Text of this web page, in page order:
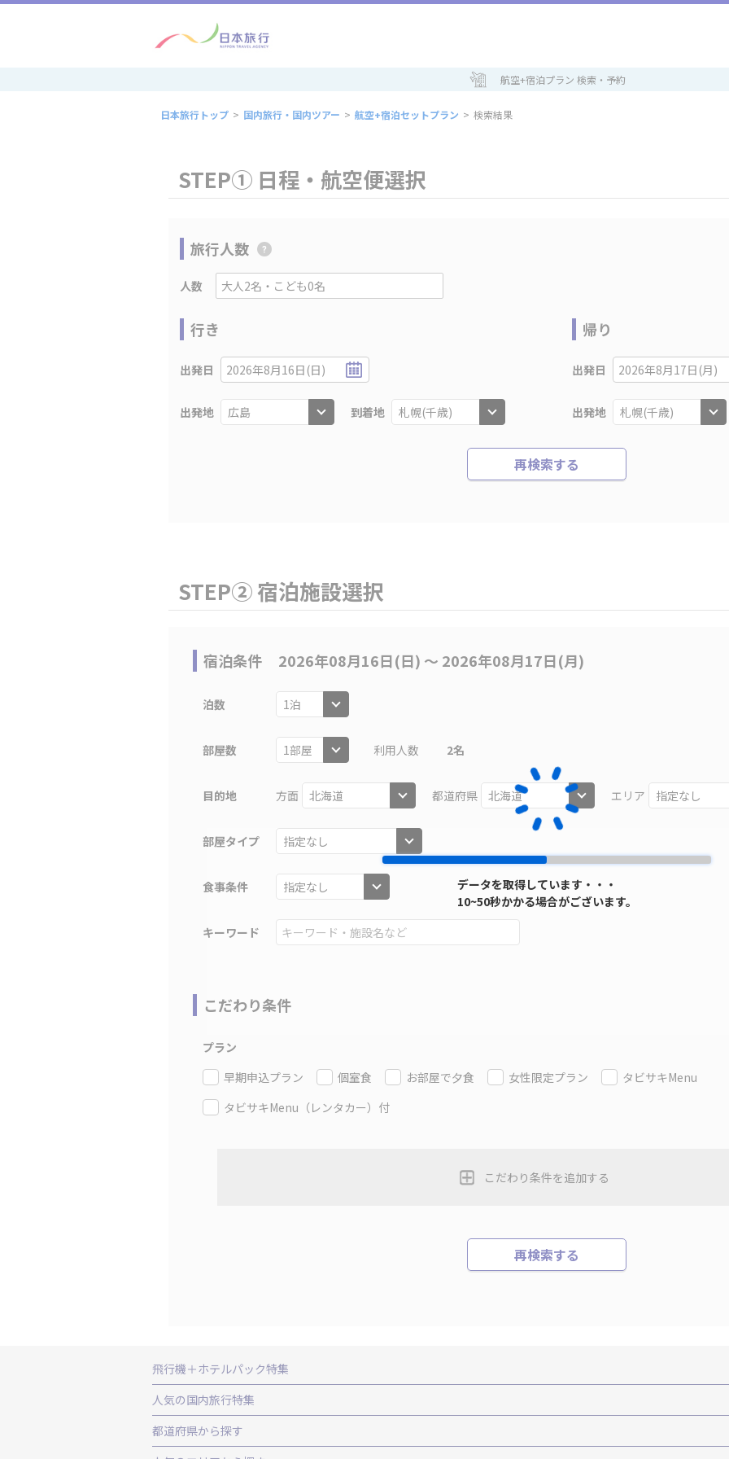
航空+宿泊プラン 検索・予約
日本旅行トップ > 国内旅行・国内ツアー > 航空+宿泊セットプラン > 検索結果
データを取得しています・・・
10~50秒かかる場合がございます。
STEP① 日程・航空便選択
旅行人数
人数
行き
出発日 2026年8月16日(日)
出発地 到着地
帰り
出発日 2026年8月17日(月)
出発地
再検索する
STEP② 宿泊施設選択
宿泊条件 2026年08月16日(日) 〜 2026年08月17日(月)
泊数
部屋数 利用人数 2名
目的地 方面 都道府県 エリア
部屋タイプ
食事条件
キーワード
こだわり条件
プラン
早期申込プラン
個室食 お部屋で夕食 女性限定プラン
タビサキMenu
タビサキMenu（レンタカー）付
こだわり条件を追加する
再検索する
飛行機＋ホテルパック特集
赤い風船ダイナミックパッケージ（飛行機+ホテルパック）
ＡＮＡで行く飛行機+ホテルパック
出張パック
人気の国内旅行特集
東京ディズニーリゾート®への旅
都道府県から探す